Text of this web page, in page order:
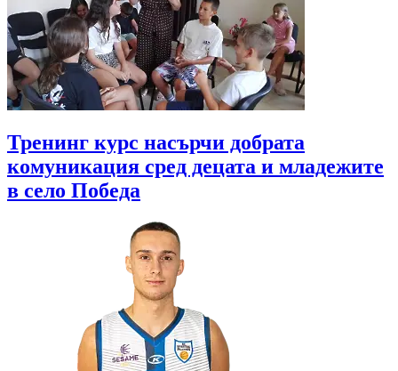
Тренинг курс насърчи добрата
комуникация сред децата и младежите
в село Победа